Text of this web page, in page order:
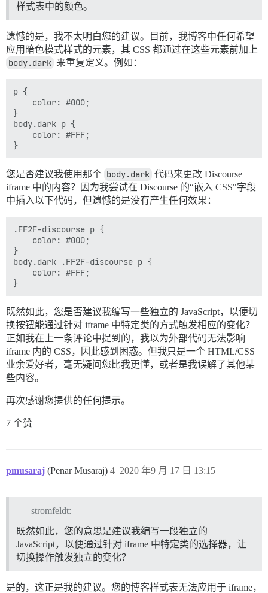
样式表中的颜色。
遗憾的是，我不太明白您的建议。目前，我博客中任何希望
应用暗色模式样式的元素，其 CSS 都通过在这些元素前加上
body.dark 来重复定义。例如：
p {
    color: #000;
}
body.dark p {
    color: #FFF;
您是否建议我使用那个 body.dark 代码来更改 Discourse
iframe 中的内容？因为我尝试在 Discourse 的“嵌入 CSS"字段
中插入以下代码，但遗憾的是没有产生任何效果：
.FF2F-discourse p {
    color: #000;
}
body.dark .FF2F-discourse p {
    color: #FFF;
既然如此，您是否建议我编写一些独立的 JavaScript，以便切
换按钮能通过针对 iframe 中特定类的方式触发相应的变化？
正如我在上一条评论中提到的，我以为外部代码无法影响
iframe 内的 CSS，因此感到困惑。但我只是一个 HTML/CSS
业余爱好者，毫无疑问您比我更懂，或者是我误解了其他某
些内容。
再次感谢您提供的任何提示。
7 个赞
pmusaraj (Penar Musaraj) 2020 年9 月 17 日 13:15
4
stromfeldt:
既然如此，您的意思是建议我编写一段独立的
JavaScript，以便通过针对 iframe 中特定类的选择器，让
切换操作触发独立的变化？
是的，这正是我的建议。您的博客样式表无法应用于 iframe，